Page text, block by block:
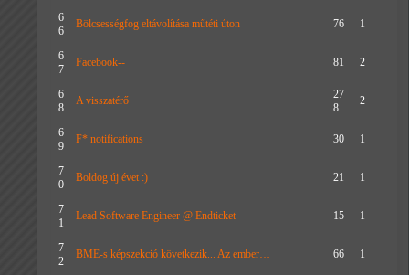
6
6
Bölcsességfog eltávolítása műtéti úton 76 1
6
7
Facebook-- 81 2
6
8
A visszatérő
27
8
2
6
9
F* notifications 30 1
7
0
Boldog új évet :) 21 1
7
1
Lead Software Engineer @ Endticket 15 1
7
2
BME-s képszekció következik... Az ember… 66 1